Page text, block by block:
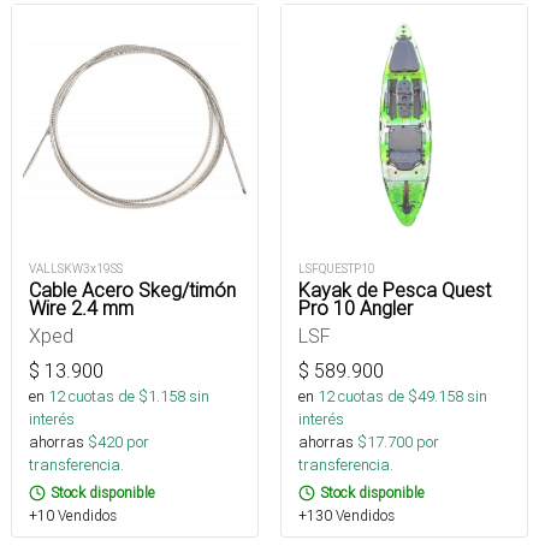
VALLSKW3x19SS
Cable Acero Skeg/timón
Wire 2.4 mm
Xped
$ 13.900
en 12cuotas de $1.158sin
interés
ahorras $420 por
transferencia.
Stock disponible
+10 Vendidos
LSFQUESTP10
Kayak de Pesca Quest
Pro 10 Angler
LSF
$ 589.900
en 12cuotas de $49.158sin
interés
ahorras $17.700 por
transferencia.
Stock disponible
+130 Vendidos